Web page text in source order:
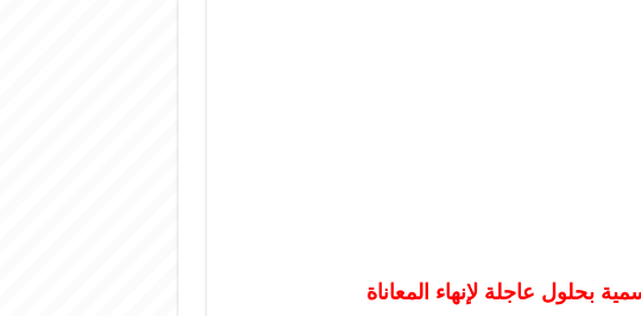
بحلول عاجلة لإنهاء المعاناة